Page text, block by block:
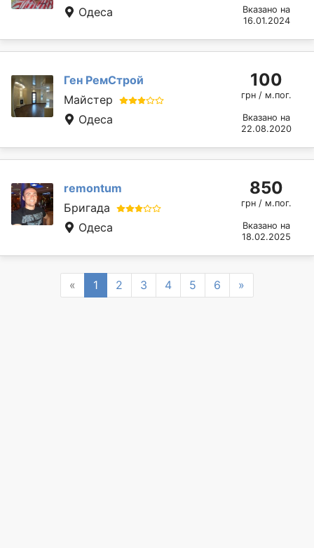
Одеса
Вказано на
16.01.2024
Ген РемСтрой
Майстер
Одеса
100
грн / м.пог.
Вказано на
22.08.2020
remontum
Бригада
Одеса
850
грн / м.пог.
Вказано на
18.02.2025
« Previous
1 2 3 4 5 6 »